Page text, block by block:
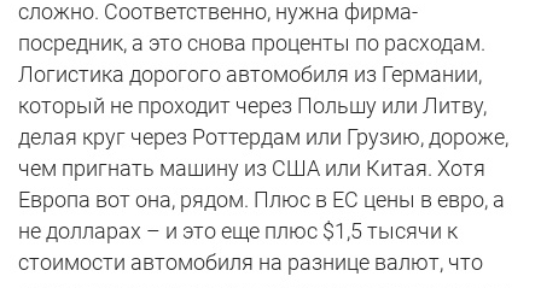
сложно. Соответственно, нужна фирма-
посредник, а это снова проценты по расходам.
Логистика дорогого автомобиля из Германии,
который не проходит через Польшу или Литву,
делая круг через Роттердам или Грузию, дороже,
чем пригнать машину из США или Китая. Хотя
Европа вот она, рядом. Плюс в ЕС цены в евро, а
не долларах – и это еще плюс $1,5 тысячи к
стоимости автомобиля на разнице валют, что